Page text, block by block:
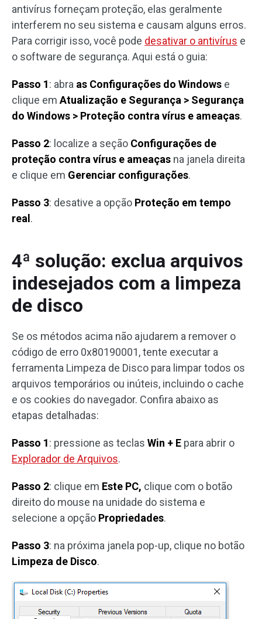
antivírus forneçam proteção, elas geralmente
interferem no seu sistema e causam alguns erros.
Para corrigir isso, você pode desativar o antivírus e
o software de segurança. Aqui está o guia:
Passo 1: abra as Configurações do Windows e
clique em Atualização e Segurança > Segurança
do Windows > Proteção contra vírus e ameaças.
Passo 2: localize a seção Configurações de
proteção contra vírus e ameaças na janela direita
e clique em Gerenciar configurações.
Passo 3: desative a opção Proteção em tempo
real .
4ª solução: exclua arquivos
indesejados com a limpeza
de disco
Se os métodos acima não ajudarem a remover o
código de erro 0x80190001, tente executar a
ferramenta Limpeza de Disco para limpar todos os
arquivos temporários ou inúteis, incluindo o cache
e os cookies do navegador. Confira abaixo as
etapas detalhadas:
Passo 1: pressione as teclas Win + E para abrir o
Explorador de Arquivos.
Passo 2: clique em Este PC, clique com o botão
direito do mouse na unidade do sistema e
selecione a opção Propriedades.
Passo 3: na próxima janela pop-up, clique no botão
Limpeza de Disco.